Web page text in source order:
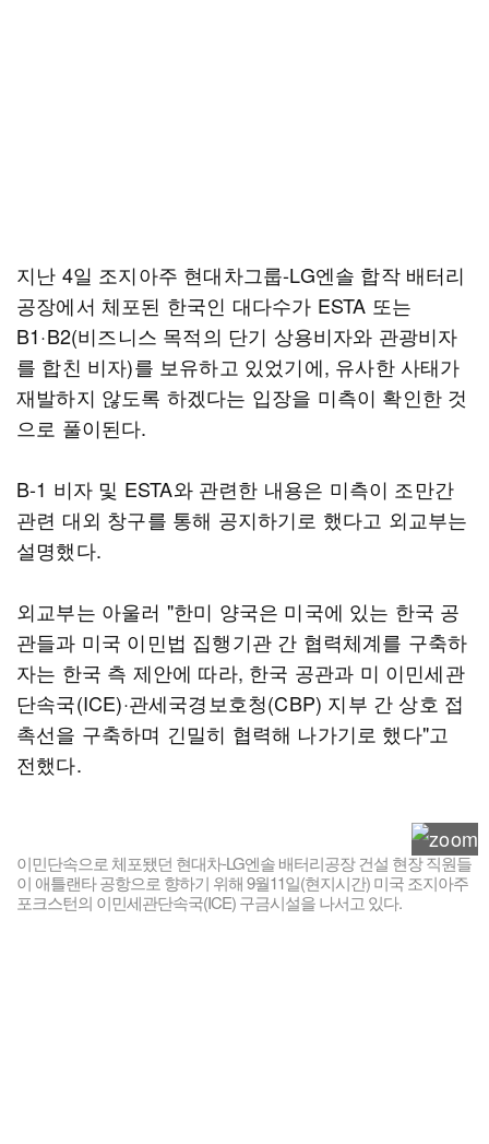
지난 4일 조지아주 현대차그룹-LG엔솔 합작 배터리
공장에서 체포된 한국인 대다수가 ESTA 또는
B1·B2(비즈니스 목적의 단기 상용비자와 관광비자
를 합친 비자)를 보유하고 있었기에, 유사한 사태가
재발하지 않도록 하겠다는 입장을 미측이 확인한 것
으로 풀이된다.
B-1 비자 및 ESTA와 관련한 내용은 미측이 조만간
관련 대외 창구를 통해 공지하기로 했다고 외교부는
설명했다.
외교부는 아울러 "한미 양국은 미국에 있는 한국 공
관들과 미국 이민법 집행기관 간 협력체계를 구축하
자는 한국 측 제안에 따라, 한국 공관과 미 이민세관
단속국(ICE)·관세국경보호청(CBP) 지부 간 상호 접
촉선을 구축하며 긴밀히 협력해 나가기로 했다"고
전했다.
이민단속으로 체포됐던 현대차-LG엔솔 배터리공장 건설 현장 직원들
이 애틀랜타 공항으로 향하기 위해 9월11일(현지시간) 미국 조지아주
포크스턴의 이민세관단속국(ICE) 구금시설을 나서고 있다.